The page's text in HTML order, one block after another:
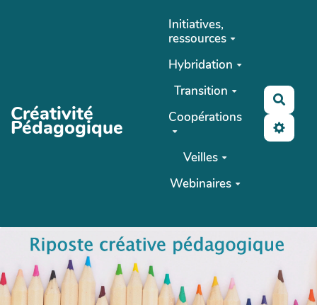
Créativité
Pédagogique
Initiatives,
ressources
Hybridation
Transition
Coopérations
Veilles
Webinaires